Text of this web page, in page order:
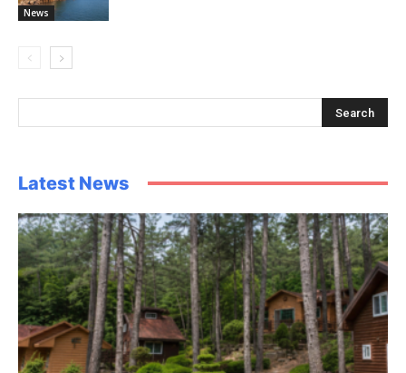
News
Latest News